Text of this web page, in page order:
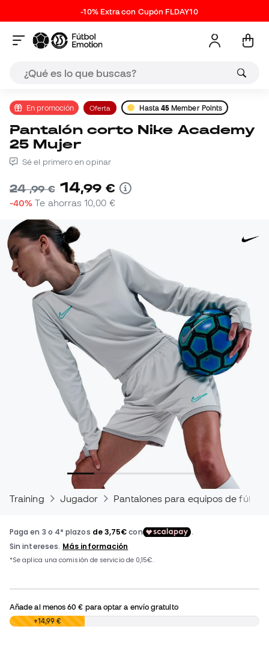
-10% Extra con Cupón FLDAY10
En promoción Oferta Hasta 45 Member Points
Pantalón corto Nike Academy
25 Mujer
Sé el primero en opinar
24,99 € 14,99 €
-40% Te ahorras10,00 €
Training Jugador Pantalones para equipos de fútbol
Añade al menos60 € para optar a envío gratuito
0,00 € +14,99 €